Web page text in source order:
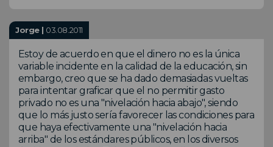
Jorge | 03.08.2011
Estoy de acuerdo en que el dinero no es la única
variable incidente en la calidad de la educación, sin
embargo, creo que se ha dado demasiadas vueltas
para intentar graficar que el no permitir gasto
privado no es una "nivelación hacia abajo", siendo
que lo más justo sería favorecer las condiciones para
que haya efectivamente una "nivelación hacia
arriba" de los estándares públicos, en los diversos